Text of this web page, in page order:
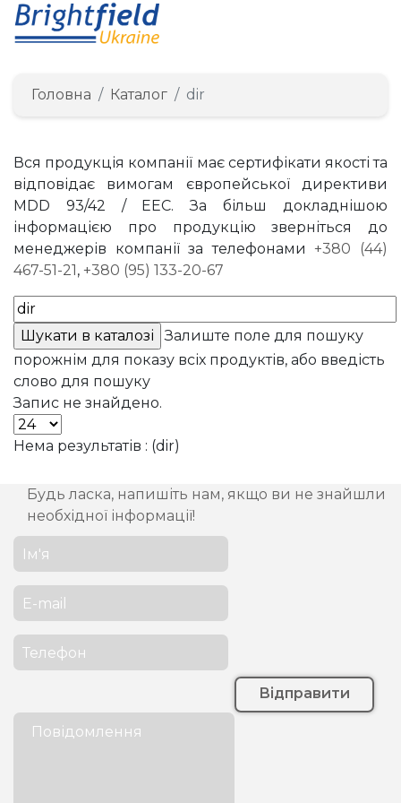
Головна Каталог dir
Вся продукція компанії має сертифікати якості та
відповідає вимогам європейської директиви
MDD 93/42 / EEC. За більш докладнішою
інформацією про продукцію зверніться до
менеджерів компанії за телефонами+380 (44)
467-51-21, +380 (95) 133-20-67
Залиште поле для пошуку
порожнім для показу всіх продуктів, або введість
слово для пошуку
Запис не знайдено.
Нема результатів : (dir)
Будь ласка, напишіть нам, якщо ви не знайшли
необхідної інформації!
Відправити